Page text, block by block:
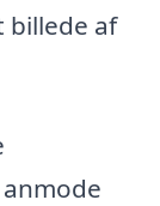
billede af